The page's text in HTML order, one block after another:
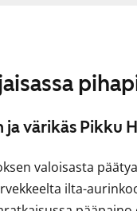
ja värikäs Pikku
valoisasta
ilta-